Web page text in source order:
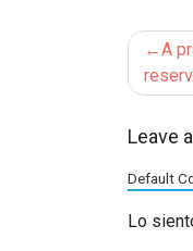
de
A
Leave
Default
Lo